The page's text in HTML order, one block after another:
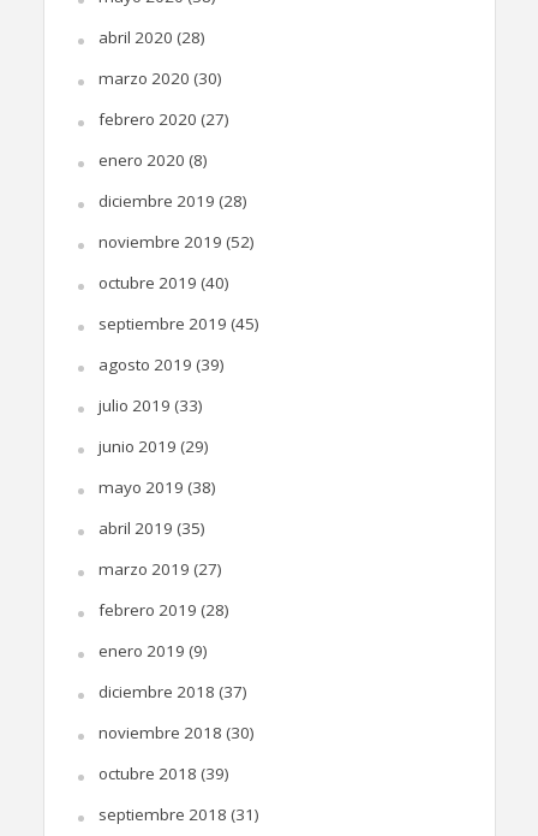
abril 2020 (28)
marzo 2020 (30)
febrero 2020 (27)
enero 2020 (8)
diciembre 2019 (28)
noviembre 2019 (52)
octubre 2019 (40)
septiembre 2019 (45)
agosto 2019 (39)
julio 2019 (33)
junio 2019 (29)
mayo 2019 (38)
abril 2019 (35)
marzo 2019 (27)
febrero 2019 (28)
enero 2019 (9)
diciembre 2018 (37)
noviembre 2018 (30)
octubre 2018 (39)
septiembre 2018 (31)